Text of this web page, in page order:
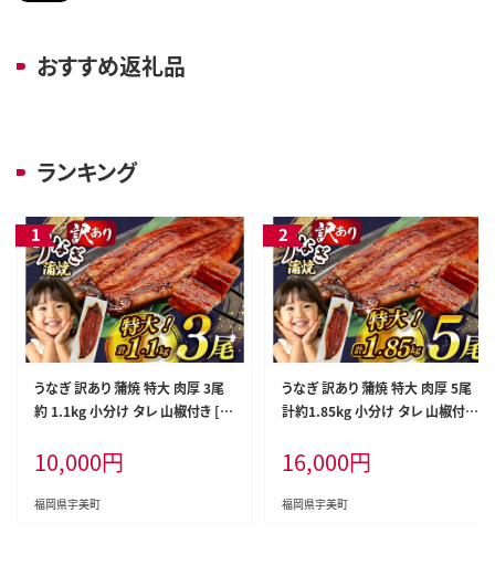
おすすめ返礼品
ランキング
うなぎ 訳あり 蒲焼 特大 肉厚 3尾
約 1.1kg 小分け タレ 山椒付き [大
30001] 不揃い 規格外 家庭用 鰻
ウナギ unagi うなぎ蒲焼 鰻蒲焼き
蒲焼き かば焼き 真空パック 個包装
10,000円
福岡県宇美町
うなぎ 訳あり 蒲焼 特大 肉厚 5尾
計約1.85kg 小分け タレ 山椒付き
ak830010] 不揃い 規格外 鰻 ウナ
ギ unagi うなぎ蒲焼 鰻蒲焼き 蒲
焼き かば焼き 真空パック 個包装
16,000円
福岡県宇美町